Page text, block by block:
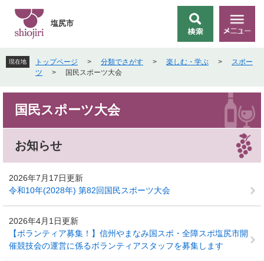
先
頭
す
を
飛
し
文
索
メ
ニ
塩尻市
現在地 トップページ > 分類でさがす > 楽しむ・学ぶ >
スポー
ツ
> 国民スポーツ大会
国民スポーツ大会
お知らせ
2026年7月17日更新
令和10年(2028年) 第82回国民スポーツ大会
2026年4月1日更新
【ボランティア募集！】信州やまなみ国スポ・全障スポ塩尻市開
催競技会の運営に係るボランティアスタッフを募集します